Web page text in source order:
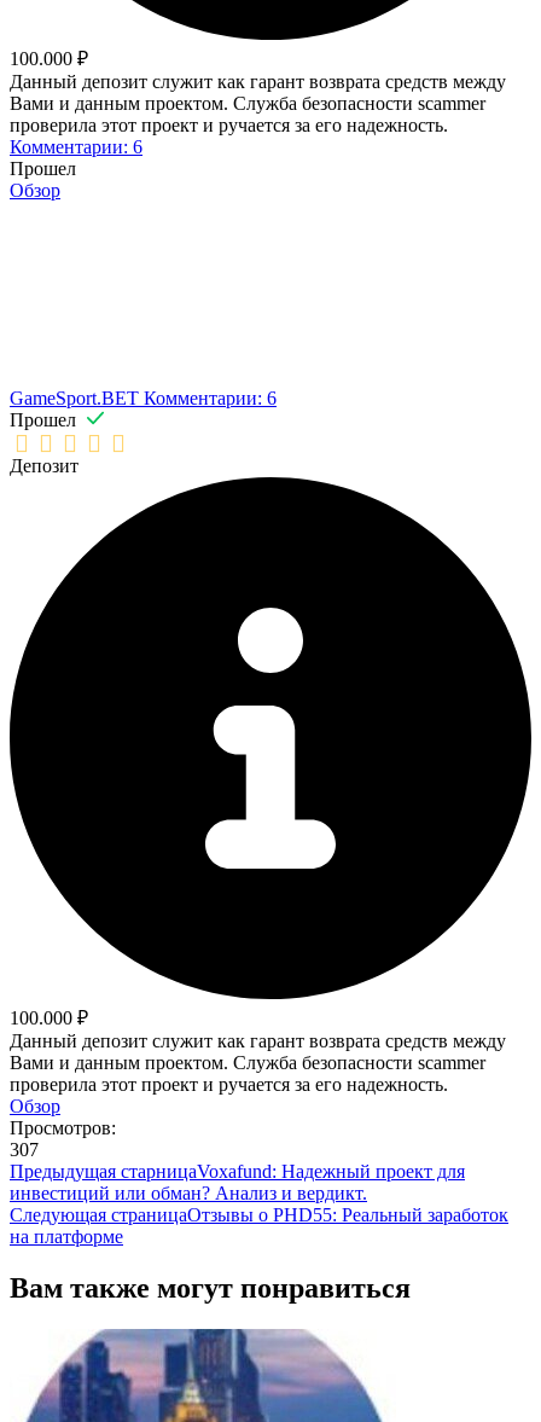
100.000 ₽
Данный депозит служит как гарант возврата средств между
Вами и данным проектом. Служба безопасности scammer
проверила этот проект и ручается за его надежность.
Комментарии: 6
Прошел
Обзор
GameSport.BET Комментарии: 6
Прошел
Депозит
100.000 ₽
Данный депозит служит как гарант возврата средств между
Вами и данным проектом. Служба безопасности scammer
проверила этот проект и ручается за его надежность.
Обзор
Просмотров:
307
Предыдущая старницаVoxafund: Надежный проект для
инвестиций или обман? Анализ и вердикт.
Следующая страницаОтзывы о PHD55: Реальный заработок
на платформе
Вам также могут понравиться